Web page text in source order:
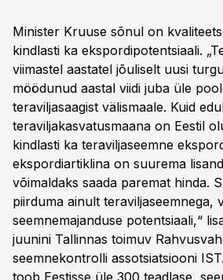
Minister Kruuse sõnul on
kindlasti ka ekspordipotentsiaali.
viimastel aastatel jõuliselt uusi
möödunud aastal viidi juba üle
teraviljasaagist välismaale. Kuid
teraviljakasvatusmaana on Eestil
kindlasti ka teraviljaseemne
ekspordiartiklina on suurema
võimaldaks saada paremat hinda.
piirduma ainult teraviljaseemnega,
seemnemajanduse potentsiaali,“
juunini Tallinnas toimuv
seemnekontrolli assotsiatsiooni
toob Eestisse üle 300 teadlase,